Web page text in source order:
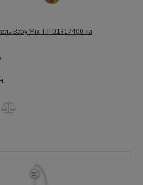
Baby Mix TT-01917400 на